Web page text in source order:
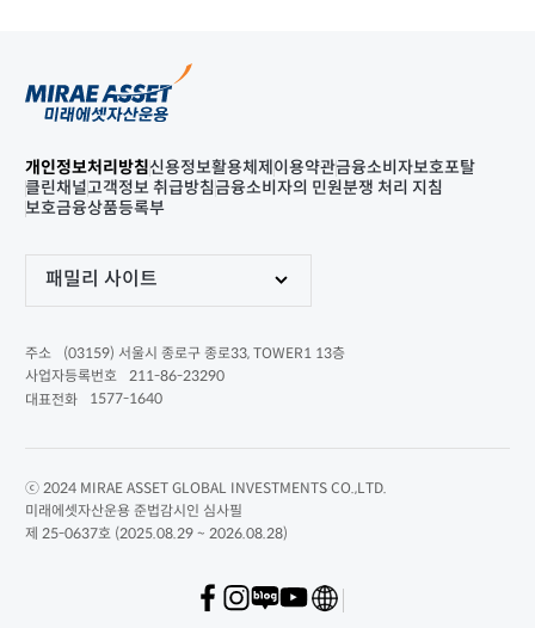
개인정보처리방침신용정보활용체제 이용약관금융소비자보호포탈
클린채널고객정보 취급방침금융소비자의 민원분쟁 처리 지침
보호금융상품등록부
패밀리 사이트
주소
(03159) 서울시 종로구 종로33, TOWER1 13층
사업자등록번호
211-86-23290
대표전화
1577-1640
ⓒ 2024 MIRAE ASSET GLOBAL INVESTMENTS CO.,LTD.
미래에셋자산운용 준법감시인 심사필
제 25-0637호 (2025.08.29 ~ 2026.08.28)